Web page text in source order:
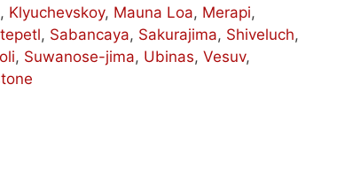
, Klyuchevskoy, Mauna Loa, Merapi,
, Sabancaya, Sakurajima, Shiveluch,
, Suwanose-jima, Ubinas, Vesuv,